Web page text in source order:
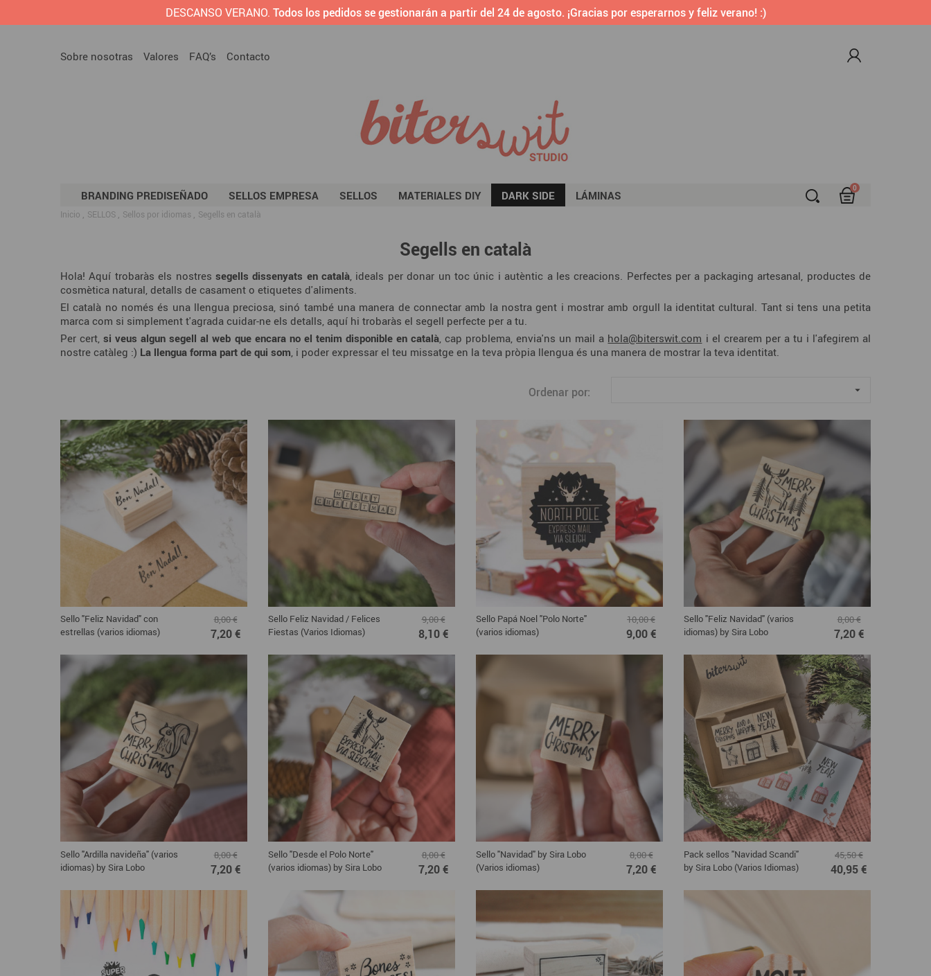
DESCANSO VERANO. Todos los pedidos se gestionarán a partir del 24 de agosto. ¡Gracias por esperarnos y feliz verano! :)
Sobre nosotras Valores FAQ’s Contacto
BRANDING PREDISEÑADO SELLOS EMPRESA SELLOS MATERIALES DIY DARK SIDE LÁMINAS
0
Inicio SELLOS Sellos por idiomas Segells en català
Segells en català
Hola! Aquí trobaràs els nostres segells dissenyats en català , ideals per donar un toc únic i autèntic a les creacions. Perfectes per a packaging artesanal, productes de
cosmètica natural, detalls de casament o etiquetes d'aliments.
El català no només és una llengua preciosa, sinó també una manera de connectar amb la nostra gent i mostrar amb orgull la identitat cultural. Tant si tens una petita
marca com si simplement t'agrada cuidar-ne els detalls, aquí hi trobaràs el segell perfecte per a tu.
Per cert,si veus algun segell al web que encara no el tenim disponible en català, cap problema, envia'ns un mail a hola@biterswit.com i el crearem per a tu i l'afegirem al
nostre catàleg :) La llengua forma part de qui som , i poder expressar el teu missatge en la teva pròpia llengua és una manera de mostrar la teva identitat.
Ordenar por: 
Sello "Feliz Navidad" con
estrellas (varios idiomas)
8,00 €
7,20 €
Sello Feliz Navidad / Felices
Fiestas (Varios Idiomas)
9,00 €
8,10 €
Sello Papá Noel "Polo Norte"
(varios idiomas)
10,00 €
9,00 €
Sello "Feliz Navidad" (varios
idiomas) by Sira Lobo
8,00 €
7,20 €
Sello "Ardilla navideña" (varios
idiomas) by Sira Lobo
8,00 €
7,20 €
Sello "Desde el Polo Norte"
(varios idiomas) by Sira Lobo
8,00 €
7,20 €
Sello "Navidad" by Sira Lobo
(Varios idiomas)
8,00 €
7,20 €
Pack sellos "Navidad Scandi"
by Sira Lobo (Varios Idiomas)
45,50 €
40,95 €